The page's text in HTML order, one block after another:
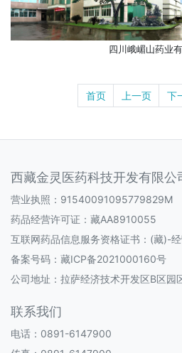
四川峨嵋山药业
首页 上一页 下
西藏金灵医药科技开发有限公
营业执照：91540091095779829M
药品经营许可证： 藏AA8910055
互联网药品信息服务资格证书： (藏)-
备案号码： 藏ICP备2021000160号
公司地址：拉萨经济技术开发区B区园
联系我们
电话：0891-6147900